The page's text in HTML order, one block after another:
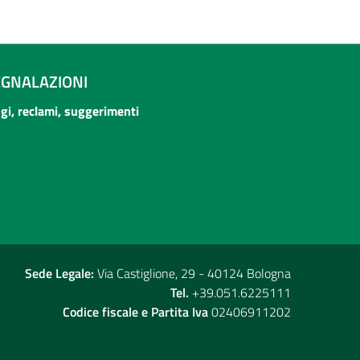
reclami, suggerimenti
Sede Legale: Via Castiglione, 29 - 40124 Bologna
Tel. +39.051.6225111
Codice fiscale e Partita Iva02406911202